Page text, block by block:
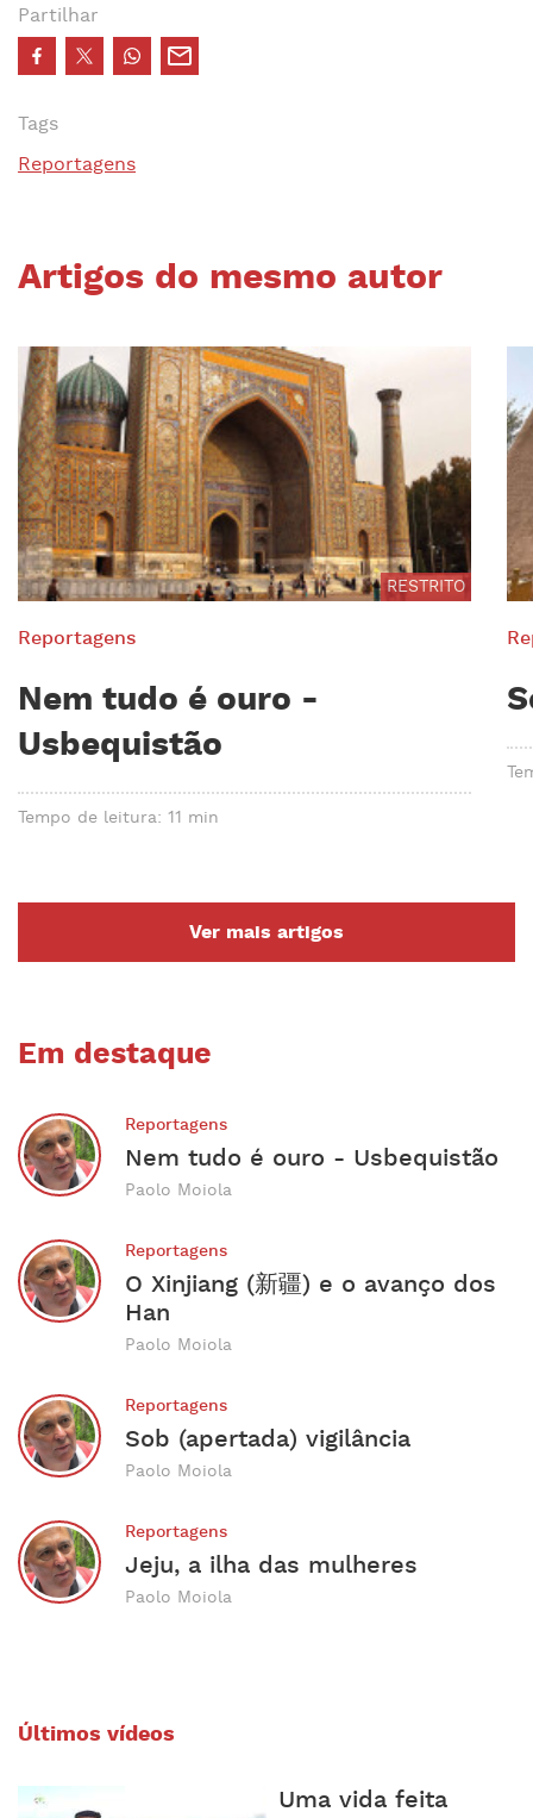
Partilhar
Tags
Reportagens
Em destaque
Reportagens
Nem tudo é ouro - Usbequistão
Paolo Moiola
Reportagens
O Xinjiang (新疆) e o avanço dos
Han
Paolo Moiola
Reportagens
Sob (apertada) vigilância
Paolo Moiola
Reportagens
Jeju, a ilha das mulheres
Paolo Moiola
Últimos vídeos
Uma vida feita
Artigos do mesmo autor
RESTRITO
Reportagens
Nem tudo é ouro -
Usbequistão
Tempo de leitura: 11 min
Ver mais artigos